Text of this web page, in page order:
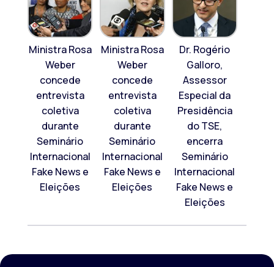
Ministra Rosa
Weber
concede
entrevista
coletiva
durante
Seminário
Internacional
Fake News e
Eleições
Ministra Rosa
Weber
concede
entrevista
coletiva
durante
Seminário
Internacional
Fake News e
Eleições
Dr. Rogério
Galloro,
Assessor
Especial da
Presidência
do TSE,
encerra
Seminário
Internacional
Fake News e
Eleições